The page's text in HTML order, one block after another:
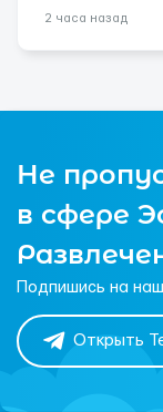
2 часа назад
Не
в сфере
Подпишись на
Открыть